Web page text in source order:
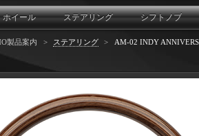
ホイール ステアリング シフトノブ
製品案内 > ステアリング > AM-02 INDY